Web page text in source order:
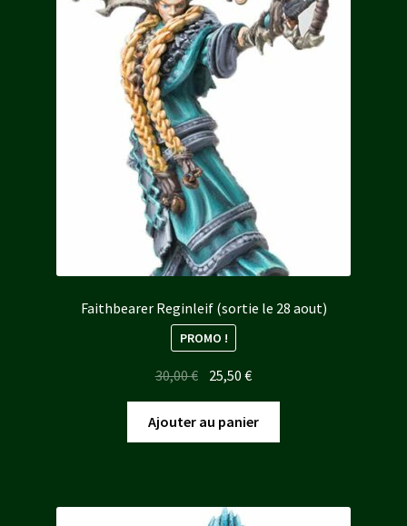
Faithbearer Reginleif (sortie le 28 aout)
PROMO !
30,00€ Le
initial
était :
25,50€Le
actuel
est :
Ajouter au panier